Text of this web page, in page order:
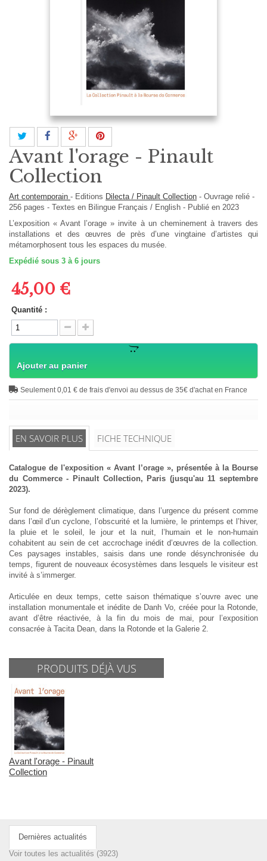
Avant l'orage - Pinault
Collection
Art contemporain - Editions Dilecta / Pinault Collection - Ouvrage relié -
256 pages - Textes en Bilingue Français / English - Publié en 2023
L’exposition « Avant l’orage » invite à un cheminement à travers des
installations et des œuvres de près d’une vingtaine d’artistes qui
métamorphosent tous les espaces du musée.
Expédié sous 3 à 6 jours
45,00 €
Quantité :
Ajouter au panier
Seulement 0,01 € de frais d'envoi au dessus de 35€ d'achat en France
EN SAVOIR PLUS FICHE TECHNIQUE
Catalogue de l'exposition « Avant l’orage », présentée à la Bourse
du Commerce - Pinault Collection, Paris (jusqu'au 11 septembre
2023).
Sur fond de dérèglement climatique, dans l’urgence du présent comme
dans l’œil d’un cyclone, l’obscurité et la lumière, le printemps et l’hiver,
la pluie et le soleil, le jour et la nuit, l’humain et le non-humain
cohabitent au sein de cet accrochage inédit d’œuvres de la collection.
Ces paysages instables, saisis dans une ronde désynchronisée du
temps, figurent de nouveaux écosystèmes dans lesquels le visiteur est
invité à s’immerger.
Articulée en deux temps, cette saison thématique s’ouvre avec une
installation monumentale et inédite de Danh Vo, créée pour la Rotonde,
avant d’être réactivée, à la fin du mois de mai, pour l’exposition
consacrée à Tacita Dean, dans la Rotonde et la Galerie 2.
PRODUITS DÉJÀ VUS
Avant l'orage - Pinault
Collection
Dernières actualités
Voir toutes les actualités (3923)